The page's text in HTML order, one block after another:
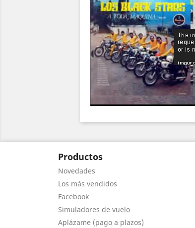
Productos
Novedades
Los más vendidos
Facebook
Simuladores de vuelo
Aplázame (pago a plazos)